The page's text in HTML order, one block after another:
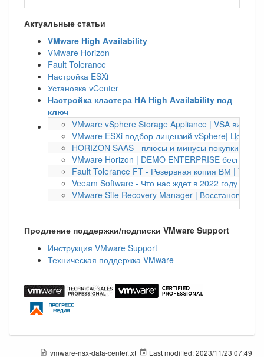
Актуальные статьи
VMware High Availability
VMware Horizon
Fault Tolerance
Настройка ESXi
Установка vCenter
Настройка кластера HA High Availability под
ключ
VMware vSphere Storage Appliance | VSA
VMware ESXi подбор лицензий vSphere| Цена
HORIZON SAAS - плюсы и минусы покупки по
VMware Horizon | DEMO ENTERPRISE
Fault Tolerance FT - Резервная копия ВМ |
Veeam Software - Что нас ждет в 2022 году |
VMware Site Recovery Manager | Восстановление
Продление поддержки/подписки VMware Support
Инструкция VMware Support
Техническая поддержка VMware
vmware-nsx-data-center.txt Last modified:2023/11/23 07:49